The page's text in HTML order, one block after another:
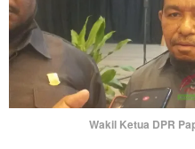
Wakil Ketua DPR